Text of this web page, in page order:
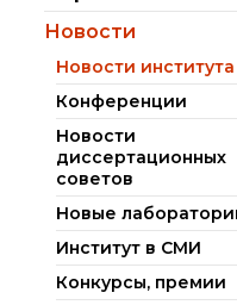
Администрация
института
Научные школы
Подразделения
института
Ученый совет
РАН
советы
РАН (ЦКП ИОХ
Инфоресурсы
Профком
Документы
Контакты
Новости
Новости института
Конференции
Новости
диссертационных
советов
Новые
Институт в СМИ
Конкурсы, премии